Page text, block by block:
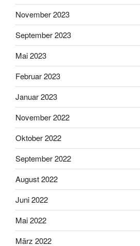
November 2023
September 2023
Mai 2023
Februar 2023
Januar 2023
November 2022
Oktober 2022
September 2022
August 2022
Juni 2022
Mai 2022
März 2022